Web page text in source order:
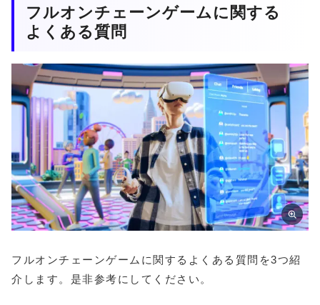
フルオンチェーンゲームに関する
よくある質問
フルオンチェーンゲームに関するよくある質問を3つ紹
介します。是非参考にしてください。